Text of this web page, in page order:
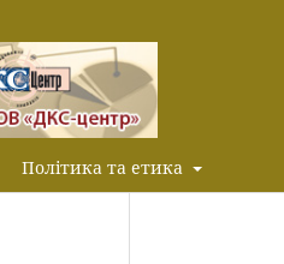
Політика та етика